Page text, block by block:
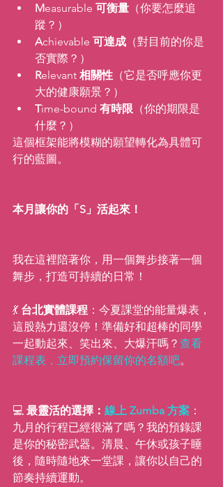
Measurable 可衡量 （你要怎麼追
蹤？）
Achievable 可達成 （對目前的你是
否實際？）
Relevant 相關性 （它是否呼應你更
大的健康願景？）
Time-bound 有時限 （你的期限是
什麼？）
這個框架能將模糊的願望轉化為具體可
行的藍圖。
本月讓你的「S」活起來！
我在這裡陪著你，用一個舞步接著一個
舞步，打造可持續的日常！
💃 台北實體課程 ：今夏課堂的能量爆表，
這股熱力還沒停！準備好和超棒的同學
一起動起來、笑出來、大爆汗嗎？ 查看
課程表，立即預約保留你的名額吧。
💻 最靈活的選擇： 線上 Zumba 方案 ：
九月的行程已經很滿了嗎？我的預錄課
是你的秘密武器。清晨、午休或孩子睡
後，隨時隨地來一堂課，讓你以自己的
節奏持續運動。